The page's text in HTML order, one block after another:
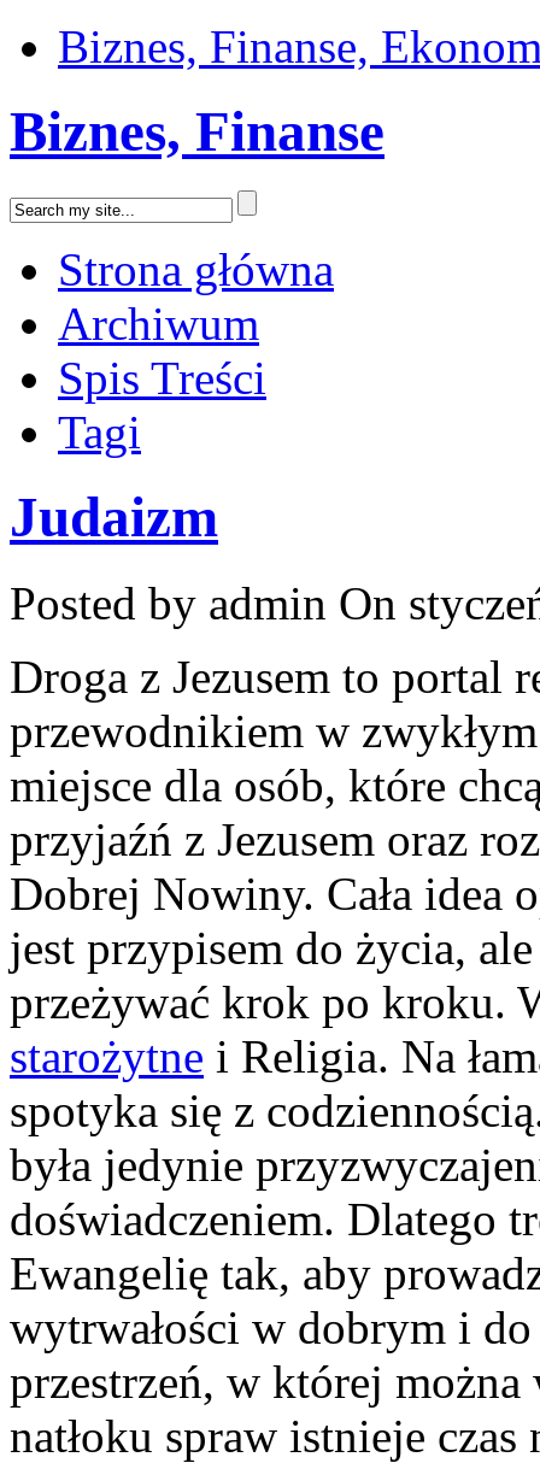
Biznes, Finanse,
Biznes, Finanse
Strona główna
Archiwum
Spis Treści
Tagi
Judaizm
Posted by admin On
Droga z Jezusem to portal
przewodnikiem w
miejsce dla osób, które
przyjaźń z Jezusem oraz
Dobrej Nowiny. Cała idea
jest przypisem do życia,
przeżywać krok po kroku.
starożytne i Religia. Na
spotyka się z
była jedynie
doświadczeniem. Dlatego
Ewangelię tak, aby
wytrwałości w dobrym i
przestrzeń, w której
natłoku spraw istnieje czas